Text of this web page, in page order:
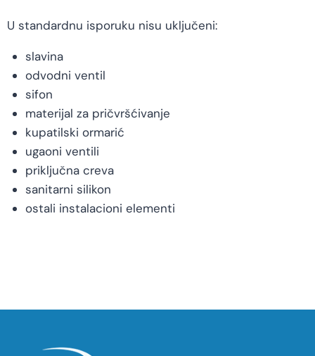
U standardnu isporuku nisu uključeni:
slavina
odvodni ventil
sifon
materijal za pričvršćivanje
kupatilski ormarić
ugaoni ventili
priključna creva
sanitarni silikon
ostali instalacioni elementi